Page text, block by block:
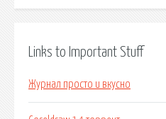
Links to Important Stuff
Журнал просто и вкусно